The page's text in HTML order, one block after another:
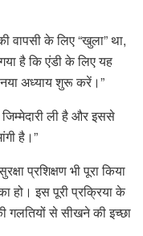
वापसी के लिए “खुला” था,
है कि एंडी के लिए यह
अध्याय शुरू करें।”
ली है और इससे
है।”
प्रशिक्षण भी पूरा किया
हो। इस पूरी प्रक्रिया के
गलतियों से सीखने की इच्छा